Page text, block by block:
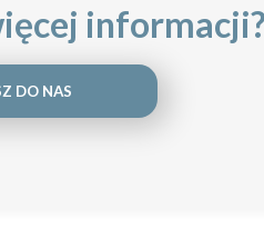
informacji?
DO NAS